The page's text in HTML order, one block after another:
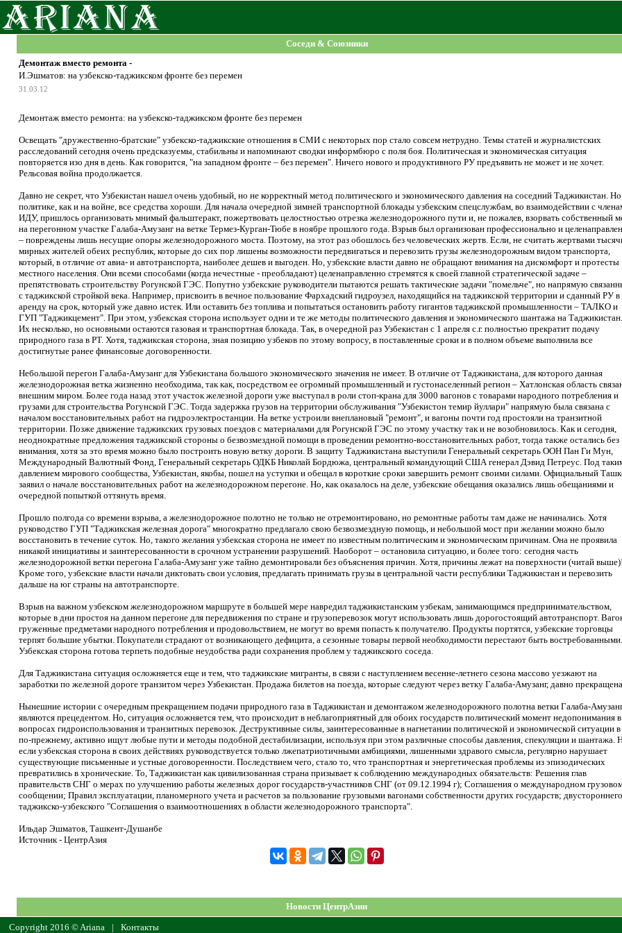
Соседи & Союзники
Демонтаж вместо ремонта -
И.Эшматов: на узбекско-таджикском фронте без перемен
31.03.12
Демонтаж вместо ремонта: на узбекско-таджикском фронте без перемен
Освещать "дружественно-братские" узбекско-таджикские отношения в СМИ с некоторых пор стало совсем нетрудно. Темы статей и журналистских
расследований сегодня очень предсказуемы, стабильны и напоминают сводки информбюро с поля боя. Политическая и экономическая ситуация
повторяется изо дня в день. Как говорится, "на западном фронте – без перемен". Ничего нового и продуктивного РУ предъявить не может и не хочет.
Рельсовая война продолжается.
Давно не секрет, что Узбекистан нашел очень удобный, но не корректный метод политического и экономического давления на соседний Таджикистан.
политике, как и на войне, все средства хороши. Для начала очередной зимней транспортной блокады узбекским спецслужбам, во взаимодействии с
ИДУ, пришлось организовать мнимый фальштеракт, пожертвовать целостностью отрезка железнодорожного пути и, не пожалев, взорвать собственный
на перегонном участке Галаба-Амузанг на ветке Термез-Курган-Тюбе в ноябре прошлого года. Взрыв был организован профессионально и
– повреждены лишь несущие опоры железнодорожного моста. Поэтому, на этот раз обошлось без человеческих жертв. Если, не считать жертвами
мирных жителей обеих республик, которые до сих пор лишены возможности передвигаться и перевозить грузы железнодорожным видом транспорта,
который, в отличие от авиа- и автотранспорта, наиболее дешев и выгоден. Но, узбекские власти давно не обращают внимания на дискомфорт и протесты
местного населения. Они всеми способами (когда нечестные - преобладают) целенаправленно стремятся к своей главной стратегической задаче –
препятствовать строительству Рогунской ГЭС. Попутно узбекские руководители пытаются решать тактические задачи "помельче", но напрямую
с таджикской стройкой века. Например, присвоить в вечное пользование Фархадский гидроузел, находящийся на таджикской территории и сданный РУ в
аренду на срок, который уже давно истек. Или оставить без топлива и попытаться остановить работу гигантов таджикской промышленности – ТАЛКО и
ГУП "Таджикцемент". При этом, узбекская сторона использует одни и те же методы политического давления и экономического шантажа на Таджикистан.
Их несколько, но основными остаются газовая и транспортная блокада. Так, в очередной раз Узбекистан с 1 апреля с.г. полностью прекратит подачу
природного газа в РТ. Хотя, таджикская сторона, зная позицию узбеков по этому вопросу, в поставленные сроки и в полном объеме выполнила все
достигнутые ранее финансовые договоренности.
Небольшой перегон Галаба-Амузанг для Узбекистана большого экономического значения не имеет. В отличие от Таджикистана, для которого данная
железнодорожная ветка жизненно необходима, так как, посредством ее огромный промышленный и густонаселенный регион – Хатлонская область
внешним миром. Более года назад этот участок железной дороги уже выступал в роли стоп-крана для 3000 вагонов с товарами народного потребления и
грузами для строительства Рогунской ГЭС. Тогда задержка грузов на территории обслуживания "Узбекистон темир йуллари" напрямую была связана с
началом восстановительных работ на гидроэлектростанции. На ветке устроили внеплановый "ремонт", и вагоны почти год простояли на транзитной
территории. Позже движение таджикских грузовых поездов с материалами для Рогунской ГЭС по этому участку так и не возобновилось. Как и сегодня,
неоднократные предложения таджикской стороны о безвозмездной помощи в проведении ремонтно-восстановительных работ, тогда также остались без
внимания, хотя за это время можно было построить новую ветку дороги. В защиту Таджикистана выступили Генеральный секретарь ООН Пан Ги Мун,
Международный Валютный Фонд, Генеральный секретарь ОДКБ Николай Бордюжа, центральный командующий США генерал Дэвид Петреус. Под
давлением мирового сообщества, Узбекистан, якобы, пошел на уступки и обещал в короткие сроки завершить ремонт своими силами. Официальный
заявил о начале восстановительных работ на железнодорожном перегоне. Но, как оказалось на деле, узбекские обещания оказались лишь обещаниями и
очередной попыткой оттянуть время.
Прошло полгода со времени взрыва, а железнодорожное полотно не только не отремонтировано, но ремонтные работы там даже не начинались. Хотя
руководство ГУП "Таджикская железная дорога" многократно предлагало свою безвозмездную помощь, и небольшой мост при желании можно было
восстановить в течение суток. Но, такого желания узбекская сторона не имеет по известным политическим и экономическим причинам. Она не проявила
никакой инициативы и заинтересованности в срочном устранении разрушений. Наоборот – остановила ситуацию, и более того: сегодня часть
железнодорожной ветки перегона Галаба-Амузанг уже тайно демонтировали без объяснения причин. Хотя, причины лежат на поверхности (читай выше)!
Кроме того, узбекские власти начали диктовать свои условия, предлагать принимать грузы в центральной части республики Таджикистан и перевозить
дальше на юг страны на автотранспорте.
Взрыв на важном узбекском железнодорожном маршруте в большей мере навредил таджикистанским узбекам, занимающимся предпринимательством,
которые в дни простоя на данном перегоне для передвижения по стране и грузоперевозок могут использовать лишь дорогостоящий автотранспорт.
груженные предметами народного потребления и продовольствием, не могут во время попасть к получателю. Продукты портятся, узбекские торговцы
терпят большие убытки. Покупатели страдают от возникающего дефицита, а сезонные товары первой необходимости перестают быть востребованными.
Узбекская сторона готова терпеть подобные неудобства ради сохранения проблем у таджикского соседа.
Для Таджикистана ситуация осложняется еще и тем, что таджикские мигранты, в связи с наступлением весенне-летнего сезона массово уезжают на
заработки по железной дороге транзитом через Узбекистан. Продажа билетов на поезда, которые следуют через ветку Галаба-Амузанг, давно
Нынешние истории с очередным прекращением подачи природного газа в Таджикистан и демонтажом железнодорожного полотна ветки Галаба-
являются прецедентом. Но, ситуация осложняется тем, что происходит в неблагоприятный для обоих государств политический момент недопонимания в
вопросах гидроиспользования и транзитных перевозок. Деструктивные силы, заинтересованные в нагнетании политической и экономической ситуации
по-прежнему, активно ищут любые пути и методы подобной дестабилизации, используя при этом различные способы давления, спекуляции и шантажа.
если узбекская сторона в своих действиях руководствуется только лжепатриотичными амбициями, лишенными здравого смысла, регулярно нарушает
существующие письменные и устные договоренности. Последствием чего, стало то, что транспортная и энергетическая проблемы из эпизодических
превратились в хронические. То, Таджикистан как цивилизованная страна призывает к соблюдению международных обязательств: Решения глав
правительств СНГ о мерах по улучшению работы железных дорог государств-участников СНГ (от 09.12.1994 г); Соглашения о международном
сообщении; Правил эксплуатации, планомерного учета и расчетов за пользование грузовыми вагонами собственности других государств; двустороннего
таджикско-узбекского "Соглашения о взаимоотношениях в области железнодорожного транспорта".
Ильдар Эшматов, Ташкент-Душанбе
Источник - ЦентрАзия
Новости ЦентрАзии
Copyright 2016 © Ariana | Контакты